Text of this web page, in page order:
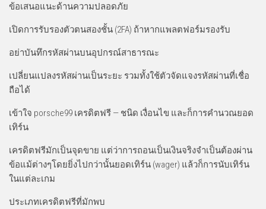
ข้อเสนอแนะด้านความปลอดภัย
เปิดการรับรองตัวตนสองชั้น (2FA) ถ้าหากแพลตฟอร์มรองรับ
อย่าบันทึกรหัสผ่านบนอุปกรณ์สาธารณะ
เปลี่ยนแปลงรหัสผ่านเป็นระยะ รวมทั้งใช้ตัวจัดแจงรหัสผ่านที่เชื่อ
ถือได้
เข้าใจ porsche99 เครดิตฟรี — ชนิด เงื่อนไข และก็การคำนวณยอด
เทิร์น
เครดิตฟรีมักเป็นจุดขาย แต่ว่าการถอนเป็นเงินจริงจำเป็นต้องผ่าน
ข้อแม้ต่างๆโดยยิ่งไปกว่านั้นยอดเทิร์น (wager) แล้วก็การนับเทิร์น
ในแต่ละเกม
ประเภทเครดิตฟรีที่มักพบ